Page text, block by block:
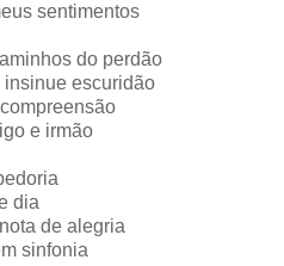
sentimentos
do perdão
insinue escuridão
e irmão
dia
de alegria
sinfonia